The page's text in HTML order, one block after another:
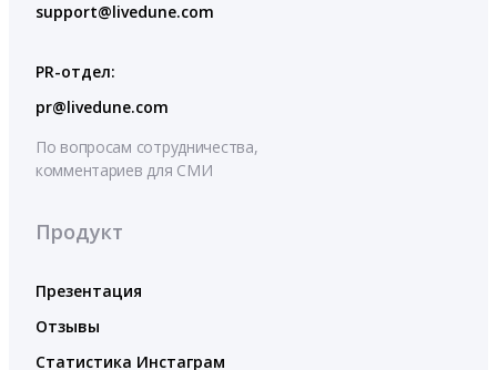
support@livedune.com
PR-отдел:
pr@livedune.com
По вопросам сотрудничества,
комментариев для СМИ
Продукт
Презентация
Отзывы
Статистика Инстаграм